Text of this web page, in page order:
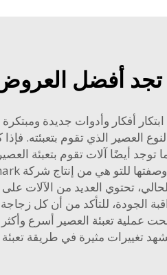
تجد أفضل
ابتكار أفكار وأدوات جديدة
العصير الذي تقوم بتعبئته.
توجد أيضًا آلات تقوم بتعبئة
تحتوي العديد من الآلات
الجودة، للتأكد من أن كل
عملية تعبئة العصير أسرع
تغييرات مثيرة في طريقة